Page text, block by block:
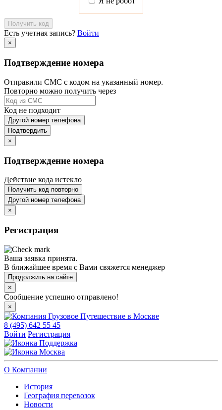
Получить код
Есть учетная запись? Войти
×
Подтверждение номера
Отправили СМС с кодом на указанный номер.
Повторно можно получить через
Код не подходит
Другой номер телефона
Подтвердить
×
Подтверждение номера
Действие кода истекло
Получить код повторно
Другой номер телефона
×
Регистрация
Ваша заявка принята.
В ближайшее время с Вами свяжется менеджер
Продолжить на сайте
×
Сообщение успешно отправлено!
×
8 (495) 642 55 45
Войти Регистрация
Поддержка
Москва
О Компании
История
География перевозок
Новости